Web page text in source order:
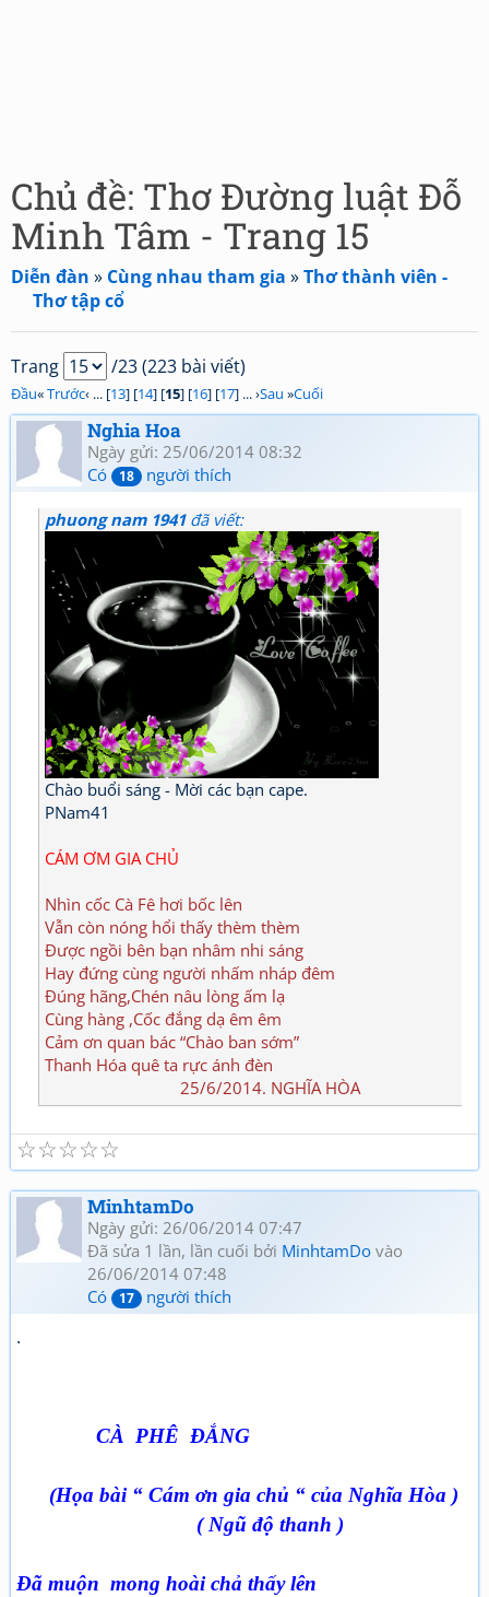
Chủ đề: Thơ Đường luật Đỗ
Minh Tâm - Trang 15
Diễn đàn » Cùng nhau tham gia »Thơ thành viên -
Thơ tập cổ
Trang /23 (223 bài viết)
Đầu«Trước‹ ... [13] [14] [15] [16] [17] ... ›Sau »Cuối
Nghia Hoa
Ngày gửi: 25/06/2014 08:32
Có
18 người thích
phuong nam 1941đã viết:
Chào buổi sáng - Mời các bạn cape.
PNam41
CÁM ƠM GIA CHỦ
Nhìn cốc Cà Fê hơi bốc lên
Vẫn còn nóng hổi thấy thèm thèm
Được ngồi bên bạn nhâm nhi sáng
Hay đứng cùng người nhấm nháp đêm
Đúng hãng,Chén nâu lòng ấm lạ
Cùng hàng ,Cốc đắng dạ êm êm
Cảm ơn quan bác “Chào ban sớm”
Thanh Hóa quê ta rực ánh đèn
25/6/2014. NGHĨA HÒA
☆
☆
☆
☆
☆
MinhtamDo
Ngày gửi: 26/06/2014 07:47
Đã sửa 1 lần, lần cuối bởi MinhtamDo vào
26/06/2014 07:48
Có
17 người thích
.
CÀ PHÊ ĐẮNG
(Họa bài “ Cám ơn gia chủ “ của Nghĩa Hòa )
( Ngũ độ thanh )
Đã muộn mong hoài chả thấy lên